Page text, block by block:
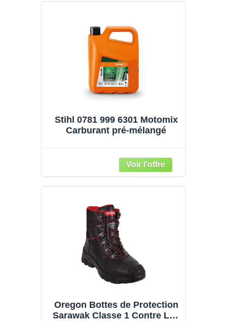
Stihl 0781 999 6301 Motomix
Carburant pré-mélangé
Oregon Bottes de Protection
Sarawak Classe 1 Contre Les